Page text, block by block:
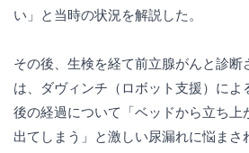
い」と当時の状況を解説した。
その後、生検を経て前立腺がんと診断
は、ダヴィンチ（ロボット支援）に
後の経過について「ベッドから立ち上
出てしまう」と激しい尿漏れに悩ま